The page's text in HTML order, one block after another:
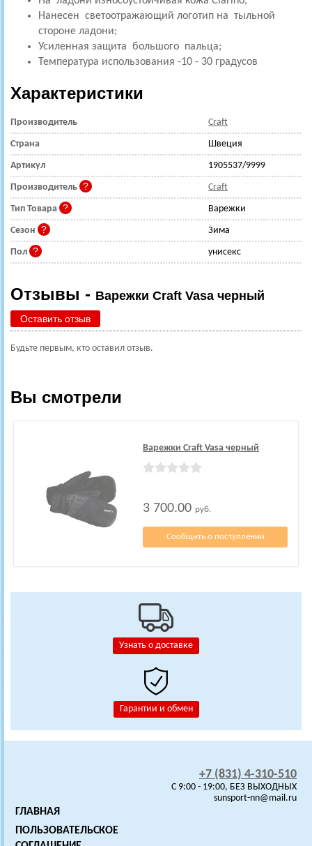
Узнать о доставке
Гарантии и обмен
Нанесен светоотражающий логотип на тыльной
стороне ладони;
Усиленная защита большого пальца;
Температура использования -10 - 30 градусов
Характеристики
Производитель Craft
Страна Швеция
Артикул 1905537/9999
Производитель Craft
Тип Товара Варежки
Сезон Зима
Пол унисекс
Отзывы - Варежки Craft Vasa черный
Оставить отзыв
Будьте первым, кто оставил отзыв.
Вы смотрели
Варежки Craft Vasa черный
3 700.00 руб.
Сообщить о поступлении
+7 (831) 4-310-510
C 9:00 - 19:00, БЕЗ ВЫХОДНЫХ
sunsport-nn@mail.ru
ГЛАВНАЯ
ПОЛЬЗОВАТЕЛЬСКОЕ